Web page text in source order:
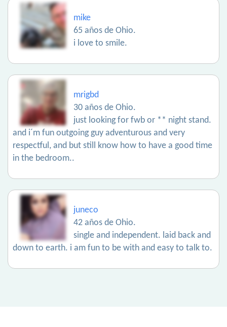
mike
65 años de Ohio.
i love to smile.
mrigbd
30 años de Ohio.
just looking for fwb or ** night stand.
and i´m fun outgoing guy adventurous and very
respectful, and but still know how to have a good time
in the bedroom..
juneco
42 años de Ohio.
single and independent. laid back and
down to earth. i am fun to be with and easy to talk to.